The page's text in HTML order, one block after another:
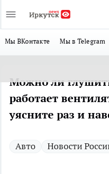
Мы ВКонтакте Мы в Telegram
Можно ли
работает
уясните раз и
Авто Новости